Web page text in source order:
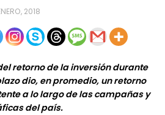
2018
retorno de la inversión durante
dio, en promedio, un retorno
a lo largo de las campañas y
del país.